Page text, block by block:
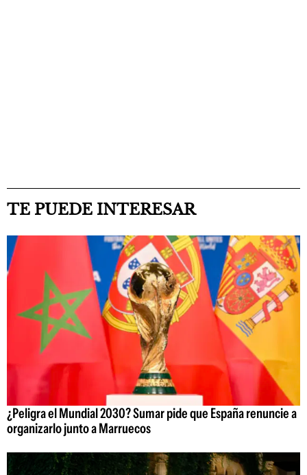
TE PUEDE INTERESAR
¿Peligra el Mundial 2030? Sumar pide que España renuncie a
organizarlo junto a Marruecos